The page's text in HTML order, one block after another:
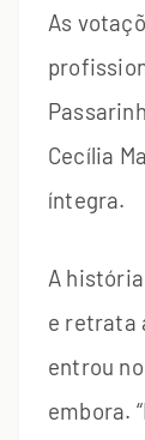
As
Cecília
íntegra.
A
e retrata
entrou
embora.